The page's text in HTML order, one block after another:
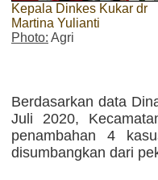
Kepala Dinkes Kukar dr
Martina Yulianti
Photo: Agri
Berdasarkan data
Juli 2020,
penambahan 4
disumbangkan dari